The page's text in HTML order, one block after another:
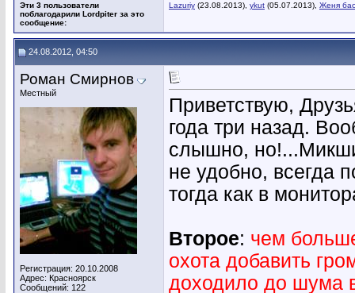
Эти 3 пользователи
поблагодарили Lordpiter за это
сообщение:
Lazuriy (23.08.2013), ykut (05.07.2013), Женя
24.08.2012, 04:50
Роман Смирнов
Местный
Регистрация: 20.10.2008
Адрес: Красноярск
Сообщений: 122
Приветствую,
года три назад.
слышно,
не удобно, всегда
тогда как в
Второе: чем
охота добавить
доходило до шума